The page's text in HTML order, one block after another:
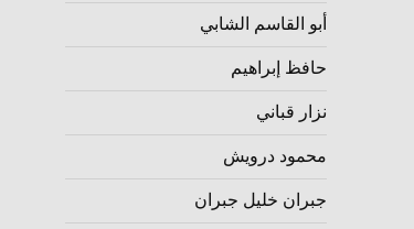
أبو القاسم الشابي
حافظ إبراهيم
نزار قباني
محمود درويش
جبران خليل جبران